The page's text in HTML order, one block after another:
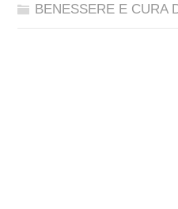
BENESSERE E CURA